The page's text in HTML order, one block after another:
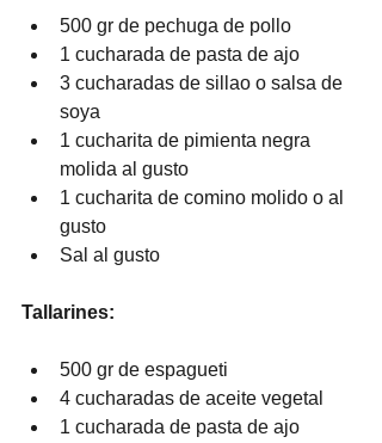
500 gr de pechuga de pollo
1 cucharada de pasta de ajo
3 cucharadas de sillao o salsa de
soya
1 cucharita de pimienta negra
molida al gusto
1 cucharita de comino molido o al
gusto
Sal al gusto
Tallarines:
500 gr de espagueti
4 cucharadas de aceite vegetal
1 cucharada de pasta de ajo